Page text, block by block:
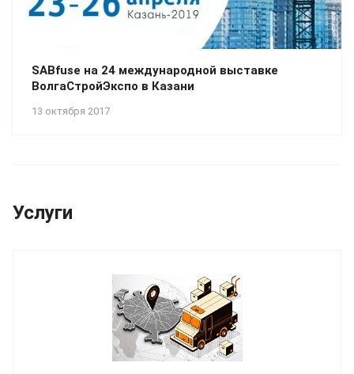
13 октября 2017
SABfuse на 24 международной выставке
ВолгаСтройЭкспо в Казани
Услуги